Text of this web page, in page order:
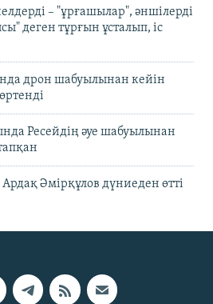
– "ұрғашылар", әншілерді
деген тұрғын ұсталып, іс
дрон шабуылынан кейін
Ресейдің әуе шабуылынан
Әмірқұлов дүниеден өтті